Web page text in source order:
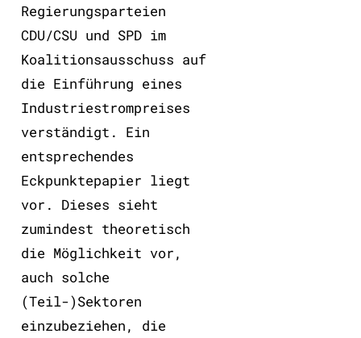
Regierungsparteien
CDU/CSU und SPD im
Koalitionsausschuss auf
die Einführung eines
Industriestrompreises
verständigt. Ein
entsprechendes
Eckpunktepapier liegt
vor. Dieses sieht
zumindest theoretisch
die Möglichkeit vor,
auch solche
(Teil-)Sektoren
einzubeziehen, die